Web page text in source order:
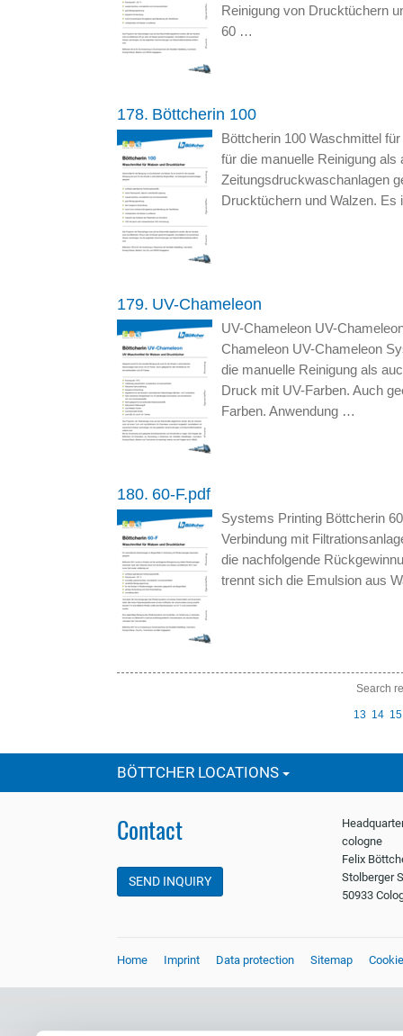
Reinigung von Drucktüchern
60 …
178. Böttcherin 100
Böttcherin 100 Waschmittel
für die manuelle Reinigung
Zeitungsdruckwaschanlagen
Drucktüchern und Walzen.
179. UV-Chameleon
UV-Chameleon UV-
Chameleon UV-Chameleon
die manuelle Reinigung als
Druck mit UV-Farben. Auch
Farben. Anwendung …
180. 60-F.pdf
Systems Printing Böttcherin
Verbindung mit
die nachfolgende
trennt sich die Emulsion aus
Search
13 14 15
BÖTTCHER LOCATIONS
Contact
SEND INQUIRY
cologne
Felix
Stolberger
50933
Home Imprint Data protection Sitemap